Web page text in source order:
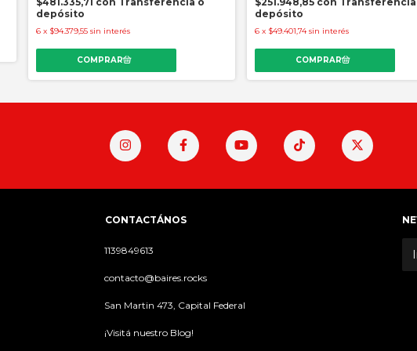
depósito
6 x $94.379,55 sin interés
depósito
6 x $49.401,74 sin interés
CONTACTÁNOS
1139849613
contacto@baires.rocks
San Martin 473, Capital Federal
¡Visitá nuestro Blog!